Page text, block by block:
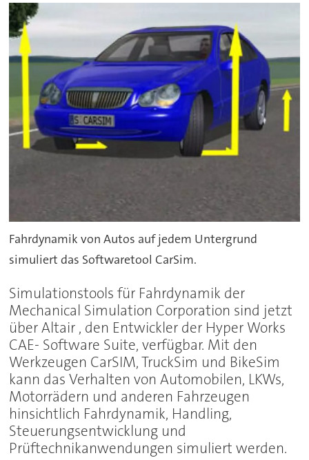
Fahrdynamik von Autos auf jedem Untergrund
simuliert das Softwaretool CarSim.
Simulationstools für Fahrdynamik der
Mechanical Simulation Corporation sind jetzt
über Altair , den Entwickler der Hyper Works
CAE- Software Suite, verfügbar. Mit den
Werkzeugen CarSIM, TruckSim und BikeSim
kann das Verhalten von Automobilen, LKWs,
Motorrädern und anderen Fahrzeugen
hinsichtlich Fahrdynamik, Handling,
Steuerungsentwicklung und
Prüftechnikanwendungen simuliert werden.